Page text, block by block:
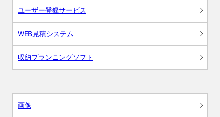
ユーザー登録サービス
WEB見積システム
収納プランニングソフト
画像